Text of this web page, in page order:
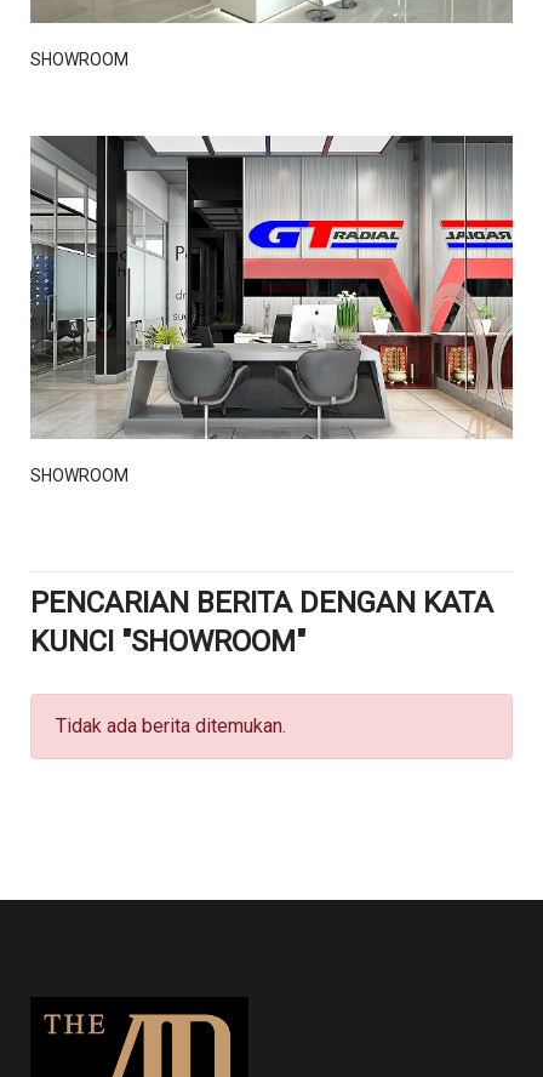
SHOWROOM
DETAIL
SHOWROOM
PENCARIAN BERITA DENGAN KATA
KUNCI "SHOWROOM"
Tidak ada berita ditemukan.